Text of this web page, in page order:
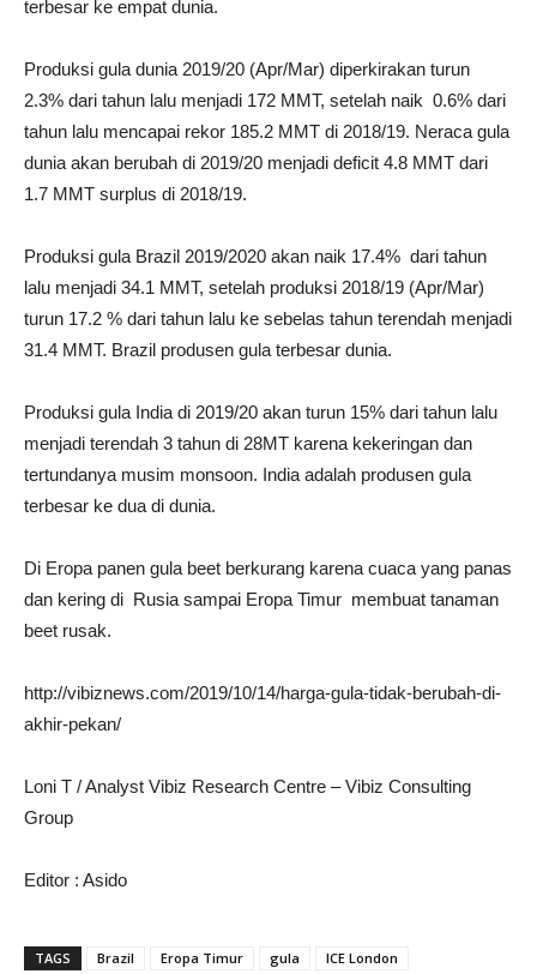
terbesar ke empat dunia.
Produksi gula dunia 2019/20 (Apr/Mar) diperkirakan turun
2.3% dari tahun lalu menjadi 172 MMT, setelah naik 0.6% dari
tahun lalu mencapai rekor 185.2 MMT di 2018/19. Neraca gula
dunia akan berubah di 2019/20 menjadi deficit 4.8 MMT dari
1.7 MMT surplus di 2018/19.
Produksi gula Brazil 2019/2020 akan naik 17.4% dari tahun
lalu menjadi 34.1 MMT, setelah produksi 2018/19 (Apr/Mar)
turun 17.2 % dari tahun lalu ke sebelas tahun terendah menjadi
31.4 MMT. Brazil produsen gula terbesar dunia.
Produksi gula India di 2019/20 akan turun 15% dari tahun lalu
menjadi terendah 3 tahun di 28MT karena kekeringan dan
tertundanya musim monsoon. India adalah produsen gula
terbesar ke dua di dunia.
Di Eropa panen gula beet berkurang karena cuaca yang panas
dan kering di Rusia sampai Eropa Timur membuat tanaman
beet rusak.
http://vibiznews.com/2019/10/14/harga-gula-tidak-berubah-di-
akhir-pekan/
Loni T / Analyst Vibiz Research Centre – Vibiz Consulting
Group
Editor : Asido
TAGS Brazil Eropa Timur gula
ICE London